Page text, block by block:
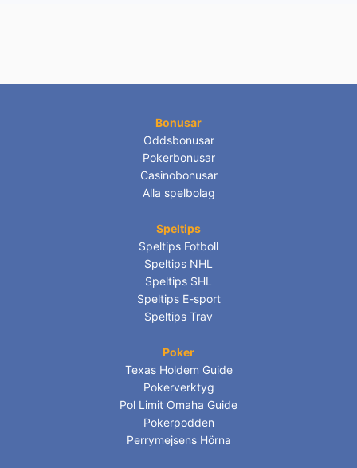
Bonusar
Oddsbonusar
Pokerbonusar
Casinobonusar
Alla spelbolag
Speltips
Speltips Fotboll
Speltips NHL
Speltips SHL
Speltips E-sport
Speltips Trav
Poker
Texas Holdem Guide
Pokerverktyg
Pol Limit Omaha Guide
Pokerpodden
Perrymejsens Hörna